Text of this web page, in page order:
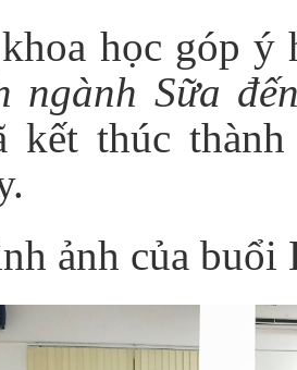
học góp ý
ngành Sữa
kết thúc
ảnh của buổi